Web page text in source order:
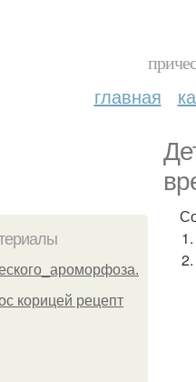
главная
корицей рецепт